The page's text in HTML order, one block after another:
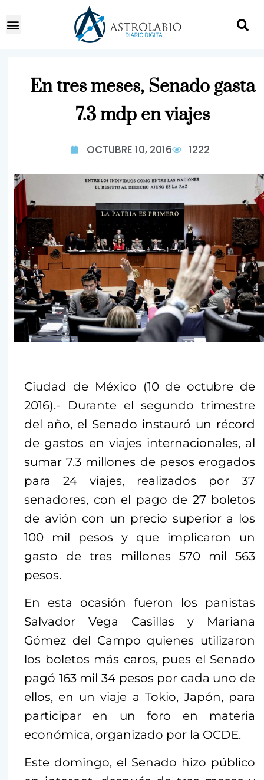
En tres meses, Senado gasta
7.3 mdp en viajes
OCTUBRE 10, 2016 1222
Ciudad de México (10 de octubre de
2016).- Durante el segundo trimestre
del año, el Senado instauró un récord
de gastos en viajes internacionales, al
sumar 7.3 millones de pesos erogados
para 24 viajes, realizados por 37
senadores, con el pago de 27 boletos
de avión con un precio superior a los
100 mil pesos y que implicaron un
gasto de tres millones 570 mil 563
pesos.
En esta ocasión fueron los panistas
Salvador Vega Casillas y Mariana
Gómez del Campo quienes utilizaron
los boletos más caros, pues el Senado
pagó 163 mil 34 pesos por cada uno de
ellos, en un viaje a Tokio, Japón, para
participar en un foro en materia
económica, organizado por la OCDE.
Este domingo, el Senado hizo público